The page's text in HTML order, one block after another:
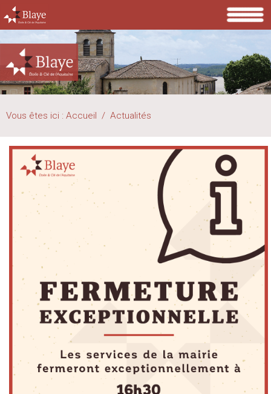
Vous êtes ici : Accueil / Actualités